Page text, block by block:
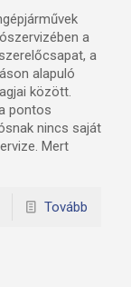
a
a
alapuló
között.
pontos
nincs saját
Mert
Tovább